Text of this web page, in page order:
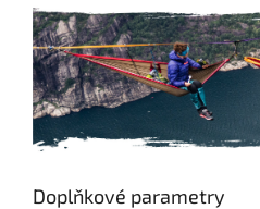
Doplňkové parametry